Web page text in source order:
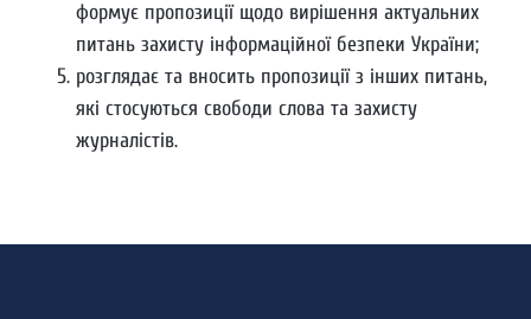
формує пропозиції щодо вирішення актуальних
питань захисту інформаційної безпеки України;
розглядає та вносить пропозиції з інших питань,
які стосуються свободи слова та захисту
журналістів.